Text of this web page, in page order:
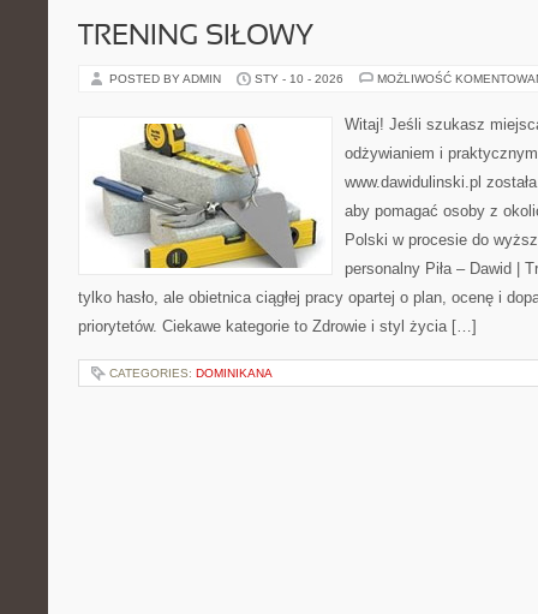
TRENING SIŁOWY
POSTED BY ADMIN STY - 10 - 2026 MOŻLIWOŚĆ
Witaj! Jeśli szukasz
odżywianiem i
www.dawidulinski.pl
aby pomagać osoby z
Polski w procesie do
personalny Piła – Dawid |
tylko hasło, ale obietnica ciągłej pracy opartej o plan, ocenę i
priorytetów. Ciekawe kategorie to Zdrowie i styl życia […]
CATEGORIES: DOMINIKANA